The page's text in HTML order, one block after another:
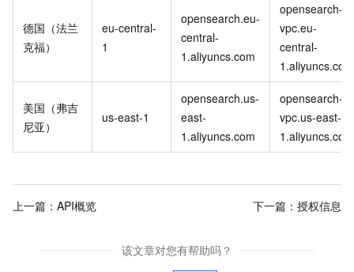
德国（法兰
克福）
eu-central-
1
opensearch.eu-
central-
1.aliyuncs.com
opensearch-
vpc.eu-
central-
1.aliyuncs.com
美国（弗吉
尼亚）
us-east-1
opensearch.us-
east-
1.aliyuncs.com
opensearch-
vpc.us-east-
1.aliyuncs.com
上一篇： API概览 下一篇： 授权信息
该文章对您有帮助吗？